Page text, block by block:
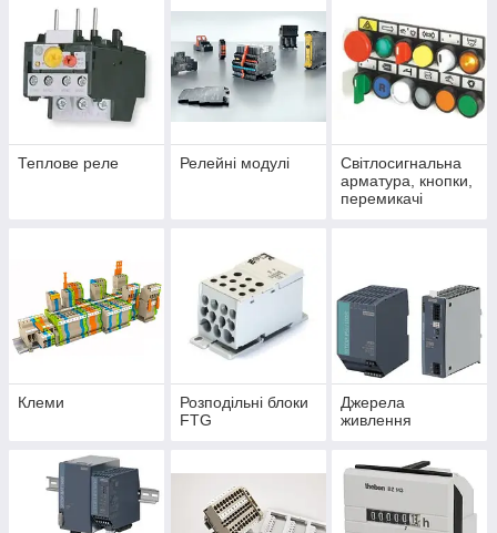
Теплове реле Релейні модулі
Світлосигнальна
арматура, кнопки,
перемикачі
Клеми
Розподільні блоки
FTG
Джерела
живлення